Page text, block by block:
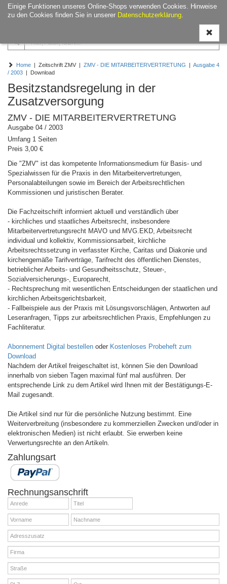
Einige Funktionen unseres Online-Shops verwenden Cookies. Hinweise
zu den Cookies finden Sie in unserer Datenschutzerklärung.
ein-/
Home | Zeitschrift ZMV | ZMV - DIE MITARBEITERVERTRETUNG | Ausgabe 4
/ 2003 | Download
Besitzstandsregelung in der
Zusatzversorgung
ZMV - DIE MITARBEITERVERTRETUNG
Ausgabe 04 / 2003
Umfang 1 Seiten
Preis 3,00 €
Die "ZMV" ist das kompetente Informationsmedium für Basis- und
Spezialwissen für die Praxis in den Mitarbeitervertretungen,
Personalabteilungen sowie im Bereich der Arbeitsrechtlichen
Kommissionen und juristischen Berater.
Die Fachzeitschrift informiert aktuell und verständlich über
- kirchliches und staatliches Arbeitsrecht, insbesondere
Mitarbeitervertretungsrecht MAVO und MVG.EKD, Arbeitsrecht
individual und kollektiv, Kommissionsarbeit, kirchliche
Arbeitsrechtssetzung in verfasster Kirche, Caritas und Diakonie und
kirchengemäße Tarifverträge, Tarifrecht des öffentlichen Dienstes,
betrieblicher Arbeits- und Gesundheitsschutz, Steuer-,
Sozialversicherungs-, Europarecht,
- Rechtsprechung mit wesentlichen Entscheidungen der staatlichen und
kirchlichen Arbeitsgerichtsbarkeit,
- Fallbeispiele aus der Praxis mit Lösungsvorschlägen, Antworten auf
Leseranfragen, Tipps zur arbeitsrechtlichen Praxis, Empfehlungen zu
Fachliteratur.
Abonnement Digital bestellen oder Kostenloses Probeheft zum
Download
Nachdem der Artikel freigeschaltet ist, können Sie den Download
innerhalb von sieben Tagen maximal fünf mal ausführen. Der
entsprechende Link zu dem Artikel wird Ihnen mit der Bestätigungs-E-
Mail zugesandt.
Die Artikel sind nur für die persönliche Nutzung bestimmt. Eine
Weiterverbreitung (insbesondere zu kommerziellen Zwecken und/oder in
elektronischen Medien) ist nicht erlaubt. Sie erwerben keine
Verwertungsrechte an den Artikeln.
Zahlungsart
Rechnungsanschrift